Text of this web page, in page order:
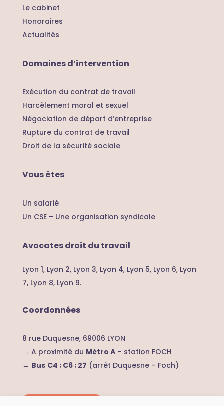
Le cabinet
Honoraires
Actualités
Domaines d’intervention
Exécution du contrat de travail
Harcèlement moral et sexuel
Négociation de départ d’entreprise
Rupture du contrat de travail
Droit de la sécurité sociale
Vous êtes
Un salarié
Un CSE – Une organisation syndicale
Avocates droit du travail
Lyon 1, Lyon 2, Lyon 3, Lyon 4, Lyon 5, Lyon 6, Lyon
7,Lyon 8, Lyon 9.
Coordonnées
8 rue Duquesne, 69006 LYON
→ A proximité du Métro A– station FOCH
→ Bus C4 ; C6 ; 27 (arrêt Duquesne – Foch)